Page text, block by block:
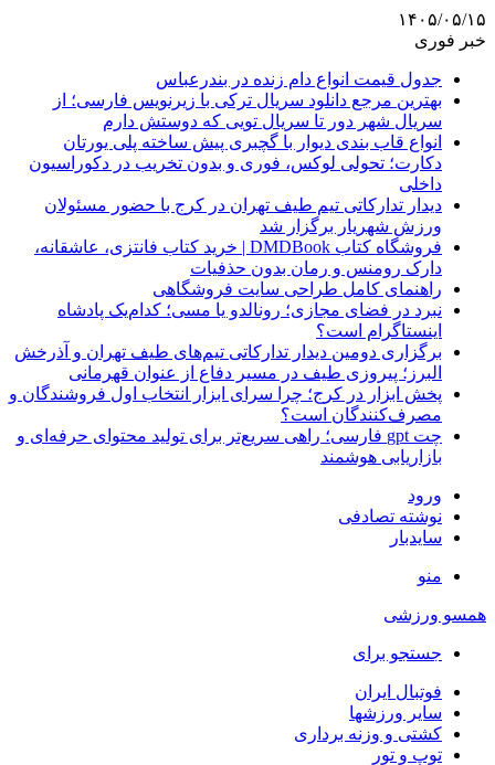
۱۴۰۵/۰۵/۱۵
خبر فوری
جدول قیمت انواع دام زنده در بندرعباس
بهترین مرجع دانلود سریال ترکی با زیرنویس فارسی؛ از
سریال شهر دور تا سریال تویی که دوستش دارم
انواع قاب بندی دیوار با گچبری پیش ساخته پلی یورتان
دکارت؛ تحولی لوکس، فوری و بدون تخریب در دکوراسیون
داخلی
دیدار تدارکاتی تیم طیف تهران در کرج با حضور مسئولان
ورزش شهریار برگزار شد
فروشگاه کتاب DMDBook | خرید کتاب فانتزی، عاشقانه،
دارک رومنس و رمان بدون حذفیات
راهنمای کامل طراحی سایت فروشگاهی
نبرد در فضای مجازی؛ رونالدو یا مسی؛ کدام‌یک پادشاه
اینستاگرام است؟
برگزاری دومین دیدار تدارکاتی تیم‌های طیف تهران و آذرخش
البرز؛ پیروزی طیف در مسیر دفاع از عنوان قهرمانی
پخش ابزار در کرج؛ چرا سرای ابزار انتخاب اول فروشندگان و
مصرف‌کنندگان است؟
چت gpt فارسی؛ راهی سریع‌تر برای تولید محتوای حرفه‌ای و
بازاریابی هوشمند
ورود
نوشته تصادفی
سایدبار
منو
همسو ورزشی
جستجو برای
فوتبال ایران
سایر ورزشها
کشتی و وزنه برداری
توپ و تور